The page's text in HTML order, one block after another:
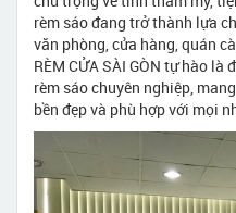
rèm sáo đang trở thành lựa
văn phòng, cửa hàng, quán
RÈM CỬA SÀI GÒN tự hào
rèm sáo chuyên nghiệp,
bền đẹp và phù hợp với mọi